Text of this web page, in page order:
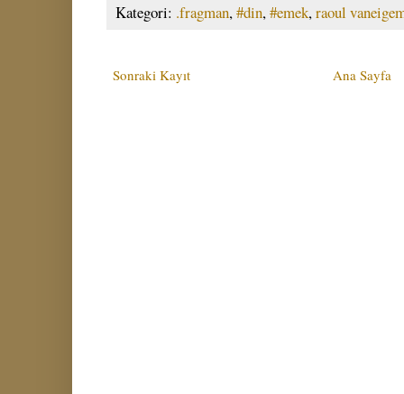
Kategori: .fragman,#din,#emek,raoul
Sonraki Kayıt Ana Sayfa